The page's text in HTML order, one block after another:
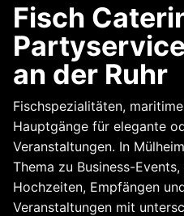
Fisch
an der Ruhr
Fischspezialitäten,
Hauptgänge für elegante
Veranstaltungen. In
Thema zu Business-
Hochzeiten, Empfängen
Veranstaltungen mit